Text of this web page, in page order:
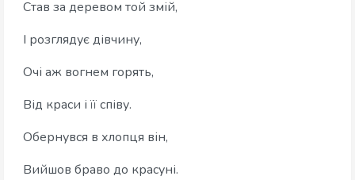
Став за деревом той змій,
І розглядує дівчину,
Очі аж вогнем горять,
Від краси і її співу.
Обернувся в хлопця він,
Вийшов браво до красуні.